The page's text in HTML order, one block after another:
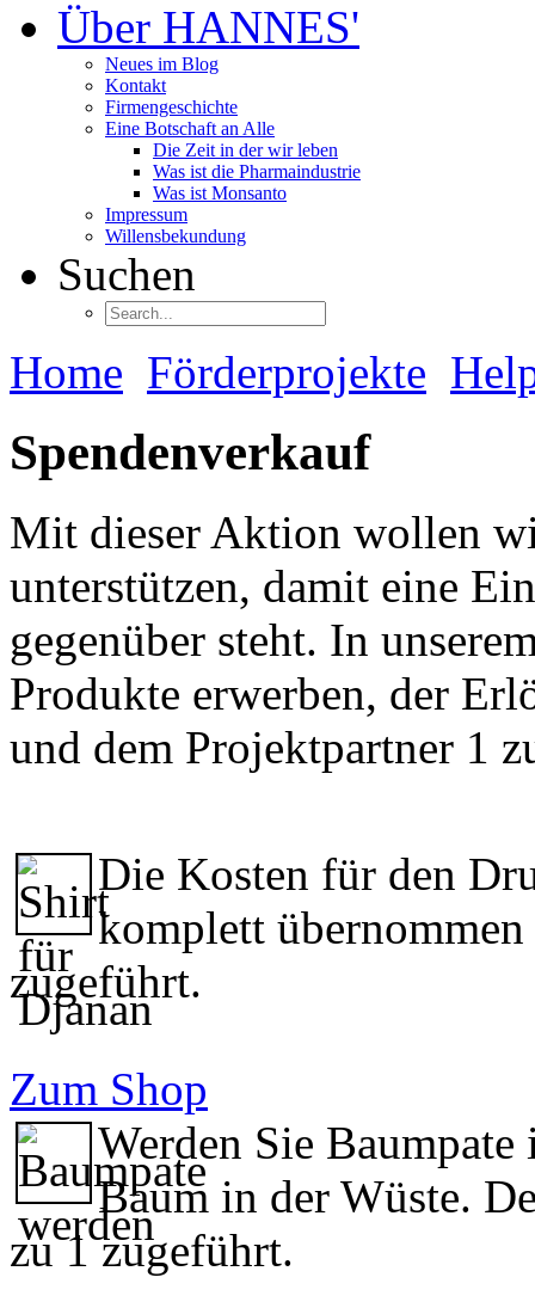
Über HANNES'
Neues im Blog
Kontakt
Firmengeschichte
Eine Botschaft an Alle
Die Zeit in der wir leben
Was ist die Pharmaindustrie
Was ist Monsanto
Impressum
Willensbekundung
Suchen
Home Förderprojekte
Spendenverkauf
Mit dieser Aktion wollen
unterstützen, damit eine
gegenüber steht. In
Produkte erwerben, der
und dem Projektpartner 1
Die Kosten für den
komplett
zugeführt.
Zum Shop
Werden Sie
Baum in der Wüste.
zu 1 zugeführt.